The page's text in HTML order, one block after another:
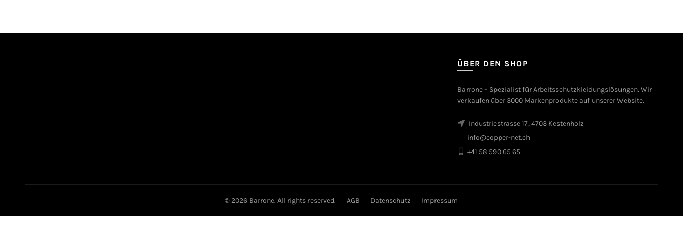
ÜBER DEN SHOP
Barrone – Spezialist für Arbeitsschutzkleidungslösungen. Wir
verkaufen über 3000 Markenprodukte auf unserer Website.
Industriestrasse 17, 4703 Kestenholz
info@copper-net.ch
+41 58 590 65 65
© 2026 Barrone. All rights reserved.AGB Datenschutz Impressum